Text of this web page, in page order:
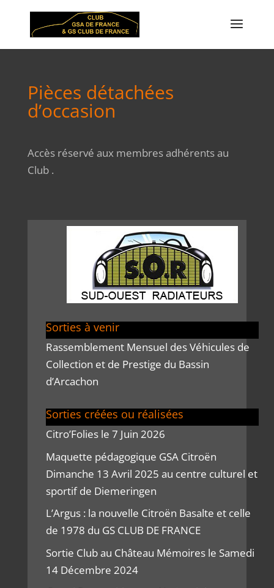
Pièces détachées
d’occasion
Accès réservé aux membres adhérents au
Club .
Sorties à venir
Rassemblement Mensuel des Véhicules de
Collection et de Prestige du Bassin
d’Arcachon
Sorties créées ou réalisées
Citro’Folies le 7 Juin 2026
Maquette pédagogique GSA Citroën
Dimanche 13 Avril 2025 au centre culturel et
sportif de Diemeringen
L’Argus : la nouvelle Citroën Basalte et celle
de 1978 du GS CLUB DE FRANCE
Sortie Club au Château Mémoires le Samedi
14 Décembre 2024